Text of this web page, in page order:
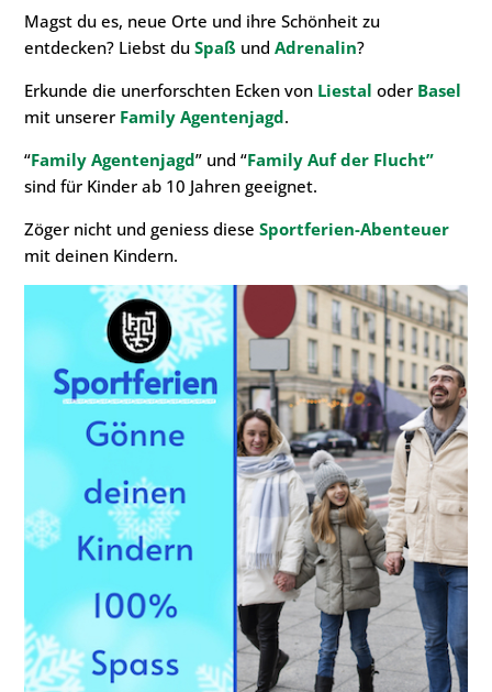
Magst du es, neue Orte und ihre Schönheit zu
entdecken? Liebst duSpaß und Adrenalin?
Erkunde die unerforschten Ecken von Liestaloder Basel
mit unserer Family Agentenjagd.
“Family Agentenjagd” und “Family Auf der Flucht”
sind für Kinder ab 10 Jahren geeignet.
Zöger nicht und geniess dieseSportferien-Abenteuer
mit deinen Kindern.